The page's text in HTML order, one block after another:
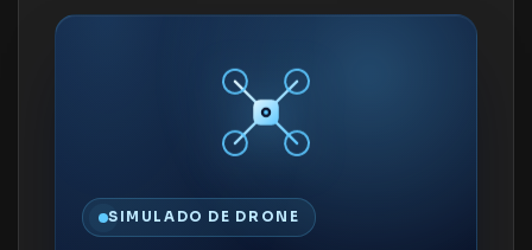
SIMULADO DE DRONE